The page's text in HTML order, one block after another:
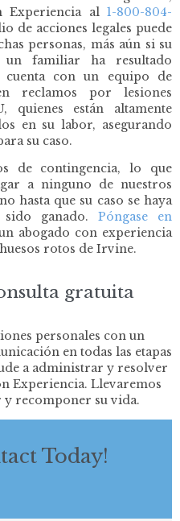
Experiencia al 1-800-804-
de acciones legales puede
personas, más aún si su
familiar ha resultado
cuenta con un equipo de
reclamos por lesiones
quienes están altamente
en su labor, asegurando
su caso.
de contingencia, lo que
a ninguno de nuestros
hasta que su caso se haya
ganado. Póngase en
abogado con experiencia
rotos de Irvine.
gratuita
personales con un
en todas las etapas
a administrar y resolver
Experiencia. Llevaremos
y recomponer su vida.
Today!